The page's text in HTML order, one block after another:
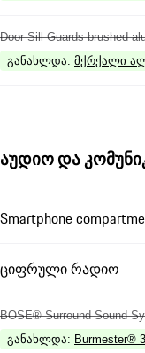
Door Sill Guards brushed
განახლდა: მქრქალი
აუდიო და
Smartphone
ციფრული რადიო
BOSE® Surround Sound
განახლდა: Burmester®